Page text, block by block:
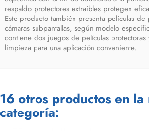
respaldo protectores extraíbles protegen
Este producto también presenta películas de
cámaras subpantallas, según modelo
contiene dos juegos de películas protectoras
limpieza para una aplicación conveniente.
16 otros productos en la
categoría: